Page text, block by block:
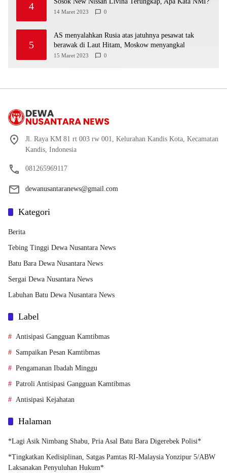
4
14 Maret 2023 0
5
AS menyalahkan Rusia atas jatuhnya pesawat tak
berawak di Laut Hitam, Moskow menyangkal
15 Maret 2023 0
Jl. Raya KM 81 rt 003 rw 001, Kelurahan Kandis Kota, Kecamatan
Kandis, Indonesia
081265969117
dewanusantaranews@gmail.com
Kategori
Berita
Tebing Tinggi Dewa Nusantara News
Batu Bara Dewa Nusantara News
Sergai Dewa Nusantara News
Labuhan Batu Dewa Nusantara News
Label
Antisipasi Gangguan Kamtibmas
Sampaikan Pesan Kamtibmas
Pengamanan Ibadah Minggu
Patroli Antisipasi Gangguan Kamtibmas
Antisipasi Kejahatan
Halaman
*Lagi Asik Nimbang Shabu, Pria Asal Batu Bara Digerebek Polisi*
*Tingkatkan Kedisiplinan, Satgas Pamtas RI-Malaysia Yonzipur 5/ABW
Laksanakan Penyuluhan Hukum*